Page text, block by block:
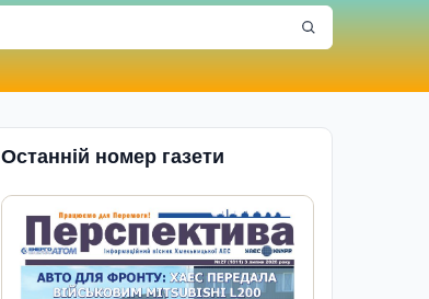
Останній номер газети